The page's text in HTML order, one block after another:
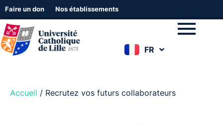
Faire un don Nos établissements
FR
EN
Accueil / Recrutez vos futurs collaborateurs